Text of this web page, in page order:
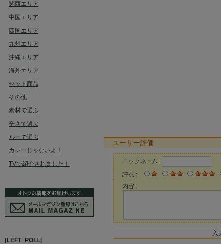
関西エリア
中国エリア
四国エリア
九州エリア
沖縄エリア
海外エリア
セット商品
その他
素材で選ぶ
辛さで選ぶ
ルーで選ぶ
カレーじゃないよ！
TVで紹介されました！
[LEFT_POLL]
ユーザー評価
ニックネーム :
評点 :
内容 :
入